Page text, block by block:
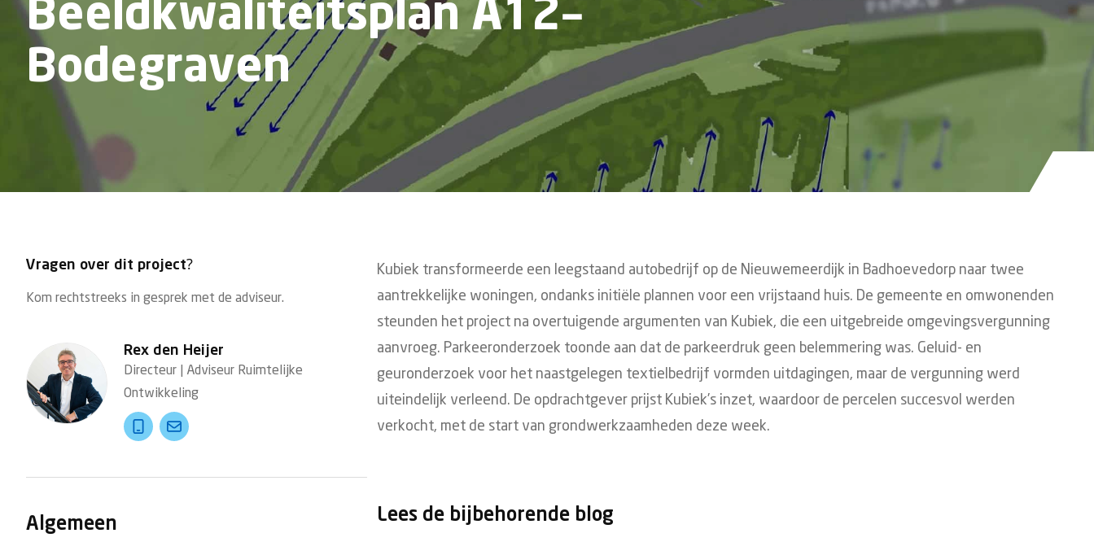
Beeldkwaliteitsplan A12–
Bodegraven
Vragen over dit project?
Kom rechtstreeks in gesprek met de adviseur.
Rex den Heijer
Directeur | Adviseur Ruimtelijke
Ontwikkeling
Algemeen
Kubiek transformeerde een leegstaand autobedrijf op de Nieuwemeerdijk in Badhoevedorp naar twee
aantrekkelijke woningen, ondanks initiële plannen voor een vrijstaand huis. De gemeente en omwonenden
steunden het project na overtuigende argumenten van Kubiek, die een uitgebreide omgevingsvergunning
aanvroeg. Parkeeronderzoek toonde aan dat de parkeerdruk geen belemmering was. Geluid- en
geuronderzoek voor het naastgelegen textielbedrijf vormden uitdagingen, maar de vergunning werd
uiteindelijk verleend. De opdrachtgever prijst Kubiek’s inzet, waardoor de percelen succesvol werden
verkocht, met de start van grondwerkzaamheden deze week.
Lees de bijbehorende blog